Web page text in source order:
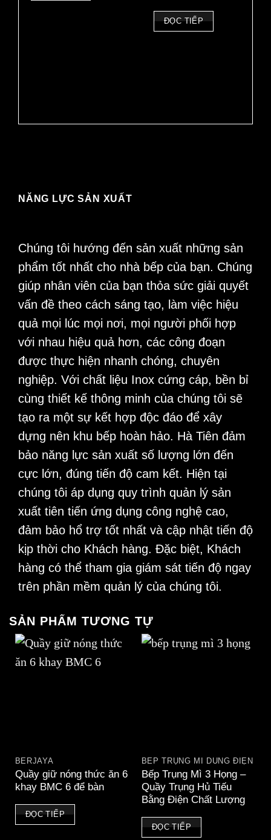
ĐỌC TIẾP
NĂNG LỰC SẢN XUẤT
Chúng tôi hướng đến sản xuất những sản
phẩm tốt nhất cho nhà bếp của bạn. Chúng
giúp nhân viên của bạn thỏa sức giải quyết
vấn đề theo cách sáng tạo, làm việc hiệu
quả mọi lúc mọi nơi, mọi người phối hợp
với nhau hiệu quả hơn, các công đoạn
được thực hiện nhanh chóng, chuyên
nghiệp. Với chất liệu Inox cứng cáp, bền bỉ
cùng thiết kế thông minh của chúng tôi sẽ
tạo ra một sự kết hợp độc đáo để xây
dựng nên khu bếp hoàn hảo. Hà Tiên đảm
bảo năng lực sản xuất số lượng lớn đến
cực lớn, đúng tiến độ cam kết. Hiện tại
chúng tôi áp dụng quy trình quản lý sản
xuất tiên tiến ứng dụng công nghệ cao,
đảm bảo hổ trợ tốt nhất và cập nhật tiến độ
kịp thời cho Khách hàng. Đặc biệt, Khách
hàng có thể tham gia giám sát tiến độ ngay
trên phần mềm quản lý của chúng tôi.
SẢN PHẨM TƯƠNG TỰ
BERJAYA
Quầy giữ nóng thức ăn 6
khay BMC 6 để bàn
ĐỌC TIẾP
BẾP TRỤNG MÌ DÙNG ĐIỆN
Bếp Trụng Mì 3 Họng –
Quầy Trụng Hủ Tiếu
Bằng Điện Chất Lượng
ĐỌC TIẾP